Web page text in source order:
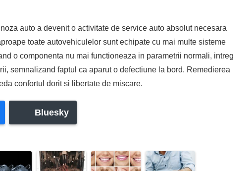
auto a devenit o activitate de service auto absolut necesara
toate autovehiculelor sunt echipate cu mai multe sisteme
o componenta nu mai functioneaza in parametrii normali, intreg
semnalizand faptul ca aparut o defectiune la bord. Remedierea
confortul dorit si libertate de miscare.
Bluesky